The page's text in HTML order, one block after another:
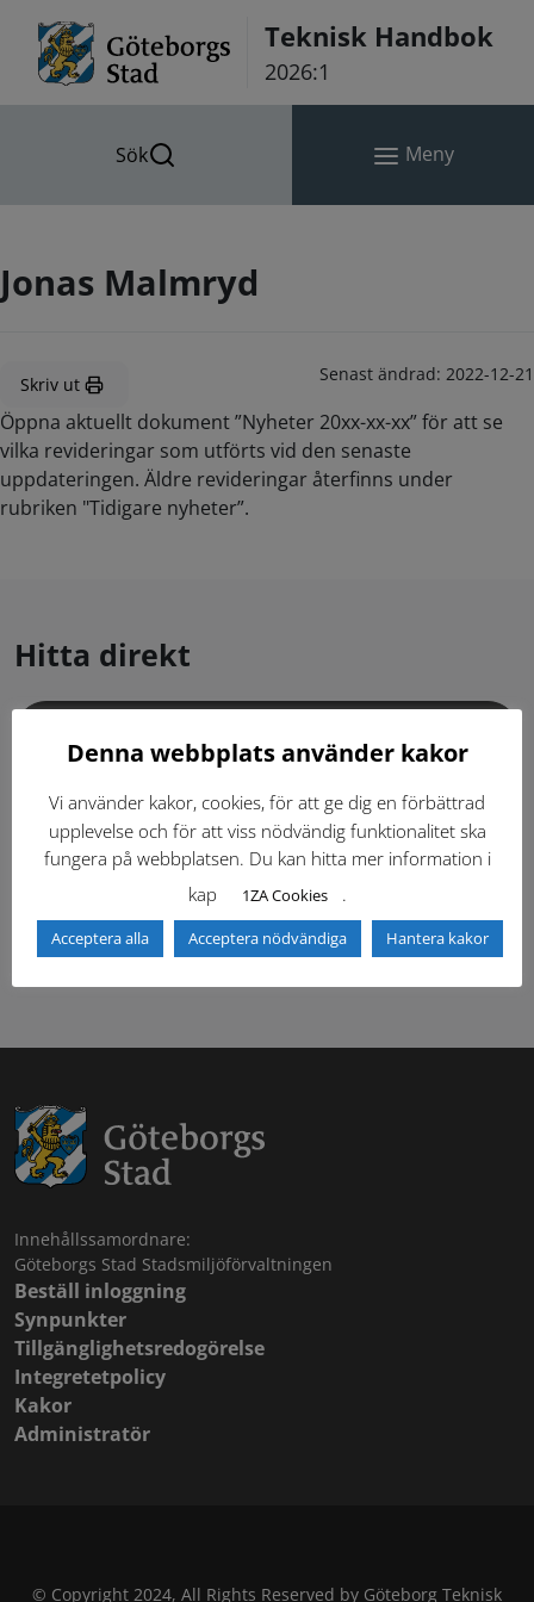
Teknisk Handbok
2026:1
Sök Meny
Jonas Malmryd
Skriv ut Senast ändrad: 2022-12-21
Öppna aktuellt dokument ”Nyheter 20xx-xx-xx” för att se
vilka revideringar som utförts vid den senaste
uppdateringen. Äldre revideringar återfinns under
rubriken "Tidigare nyheter”.
Hitta direkt
Dokumentbibliotek Kontaktlista
Tidigare versioner Nyheter
Säkerhetsordningen
Innehållssamordnare:
Göteborgs Stad Stadsmiljöförvaltningen
Beställ inloggning
Synpunkter
Tillgänglighetsredogörelse
Integretetpolicy
Kakor
Administratör
© Copyright 2024, All Rights Reserved by Göteborg Teknisk
Denna webbplats använder kakor
Vi använder kakor, cookies, för att ge dig en förbättrad
upplevelse och för att viss nödvändig funktionalitet ska
fungera på webbplatsen. Du kan hitta mer information i
kap
1ZA Cookies .
Acceptera alla Acceptera nödvändiga Hantera kakor